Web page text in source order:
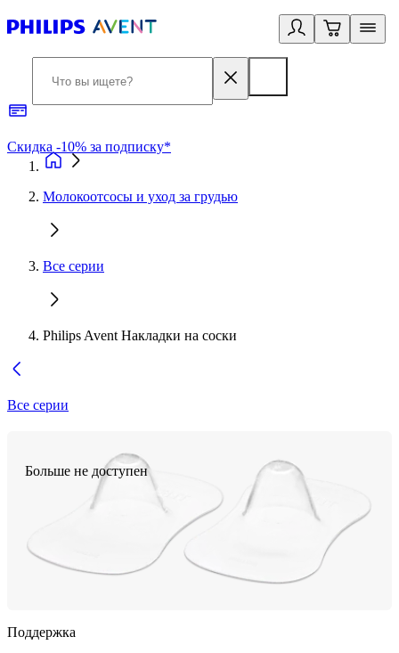
Скидка -10% за подписку*
Молокоотсосы и уход за грудью
Все серии
Philips Avent Накладки на соски
Все серии
Больше не доступен
Поддержка